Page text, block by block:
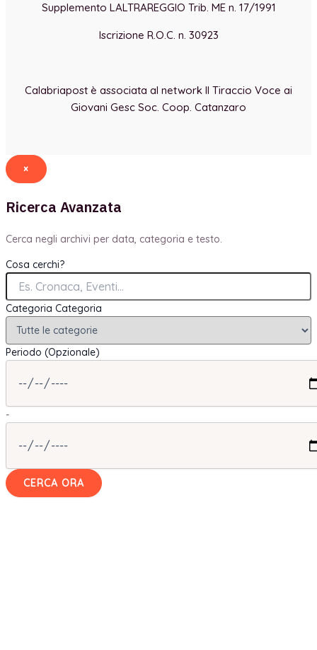
Supplemento LALTRAREGGIO Trib. ME n. 17/1991
Iscrizione R.O.C. n. 30923
Calabriapost è associata al network Il Tiraccio Voce ai
Giovani Gesc Soc. Coop. Catanzaro
×
Ricerca Avanzata
Cerca negli archivi per data, categoria e testo.
Cosa cerchi?
Categoria Categoria
Periodo (Opzionale)
-
CERCA ORA